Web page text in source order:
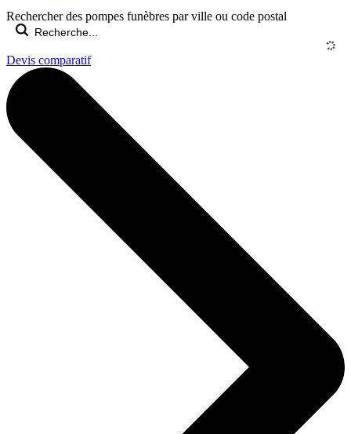
Rechercher des pompes funèbres par ville ou code postal
Devis comparatif